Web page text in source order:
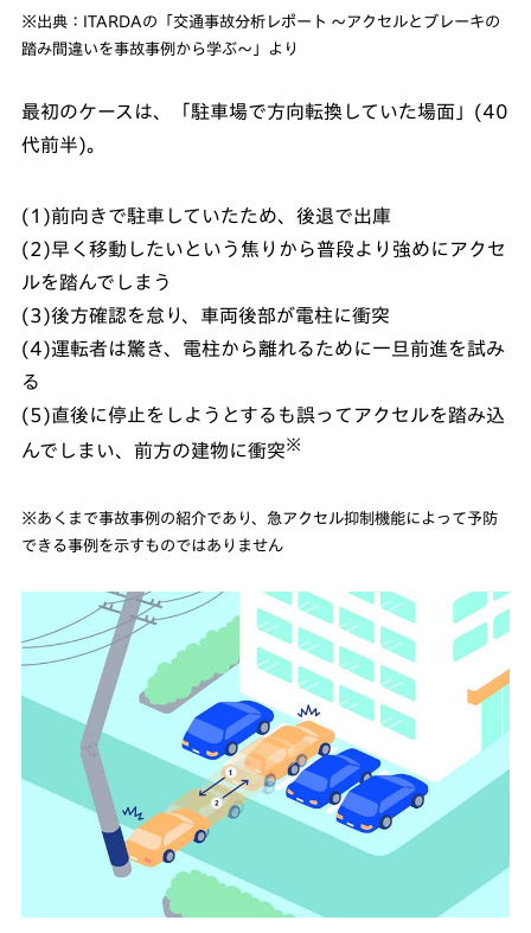
※出典：ITARDAの「交通事故分析レポート ～アクセルとブレーキの
踏み間違いを事故事例から学ぶ～」より
最初のケースは、「駐車場で方向転換していた場面」(40
代前半)。
(1)前向きで駐車していたため、後退で出庫
(2)早く移動したいという焦りから普段より強めにアクセ
ルを踏んでしまう
(3)後方確認を怠り、車両後部が電柱に衝突
(4)運転者は驚き、電柱から離れるために一旦前進を試み
る
(5)直後に停止をしようとするも誤ってアクセルを踏み込
んでしまい、前方の建物に衝突※
※あくまで事故事例の紹介であり、急アクセル抑制機能によって予防
できる事例を示すものではありません